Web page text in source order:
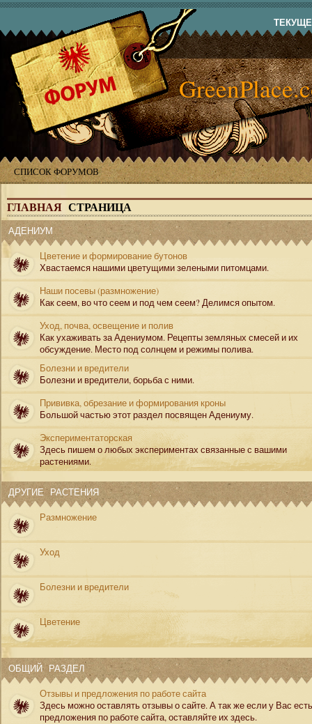
СПИСОК ФОРУМОВ
ГЛАВНАЯ СТРАНИЦА
АДЕНИУМ
Цветение и формирование бутонов
Хвастаемся нашими цветущими зелеными питомцами.
Наши посевы (размножение)
Как сеем, во что сеем и под чем сеем? Делимся опытом.
Уход, почва, освещение и полив
Как ухаживать за Адениумом. Рецепты земляных смесей и их
обсуждение. Место под солнцем и режимы полива.
Болезни и вредители
Болезни и вредители, борьба с ними.
Прививка, обрезание и формирования кроны
Большой частью этот раздел посвящен Адениуму.
Экспериментаторская
Здесь пишем о любых экспериментах связанные с вашими
растениями.
ДРУГИЕ РАСТЕНИЯ
Размножение
Уход
Болезни и вредители
Цветение
ОБЩИЙ РАЗДЕЛ
Отзывы и предложения по работе сайта
Здесь можно оставлять отзывы о сайте. А так же если у Вас есть
предложения по работе сайта, оставляйте их здесь.